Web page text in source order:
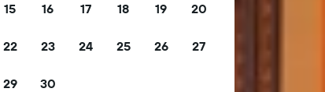
15 16 17 18 19 20
22 23 24 25 26 27
29 30